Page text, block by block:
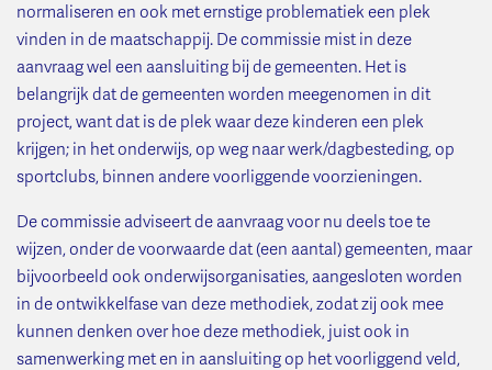
normaliseren en ook met ernstige problematiek een plek
vinden in de maatschappij. De commissie mist in deze
aanvraag wel een aansluiting bij de gemeenten. Het is
belangrijk dat de gemeenten worden meegenomen in dit
project, want dat is de plek waar deze kinderen een plek
krijgen; in het onderwijs, op weg naar werk/dagbesteding, op
sportclubs, binnen andere voorliggende voorzieningen.
De commissie adviseert de aanvraag voor nu deels toe te
wijzen, onder de voorwaarde dat (een aantal) gemeenten, maar
bijvoorbeeld ook onderwijsorganisaties, aangesloten worden
in de ontwikkelfase van deze methodiek, zodat zij ook mee
kunnen denken over hoe deze methodiek, juist ook in
samenwerking met en in aansluiting op het voorliggend veld,